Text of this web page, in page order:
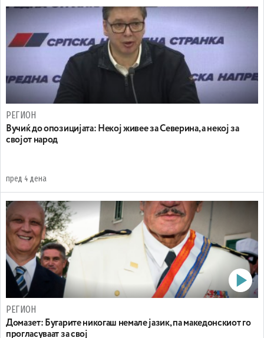
РЕГИОН
Вучиќ до опозицијата: Некој живее за Северина, а некој за
својот народ
пред 4 дена
РЕГИОН
Домазет: Бугарите никогаш немале јазик, па македонскиот го
прогласуваат за свој